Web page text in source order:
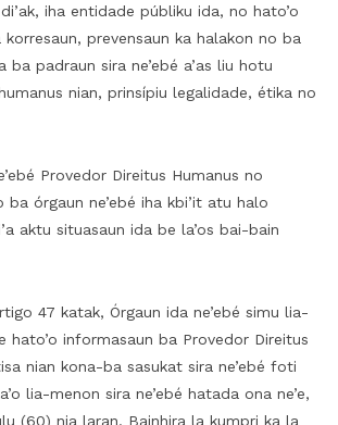
iha entidade públiku ida, no hato’o
prevensaun ka halakon no ba
ba padraun sira ne’ebé a’as liu hotu
nian, prinsípiu legalidade, étika no
Provedor Direitus Humanus no
ba órgaun ne’ebé iha kbi’it atu halo
aktu situasaun ida be la’os bai-bain
47 katak, Órgaun ida ne’ebé simu lia-
hato’o informasaun ba Provedor Direitus
nian kona-ba sasukat sira ne’ebé foti
lia-menon sira ne’ebé hatada ona ne’e,
(60) nia laran. Bainhira la kumpri ka la